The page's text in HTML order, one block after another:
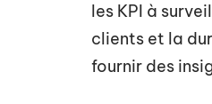
les KPI à
clients et la
fournir des